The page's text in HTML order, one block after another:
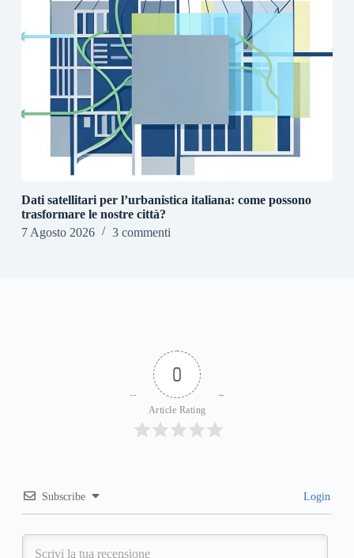
Dati satellitari per l’urbanistica italiana: come possono
trasformare le nostre città?
7 Agosto 2026
3 commenti
0
Article Rating
Subscribe Login